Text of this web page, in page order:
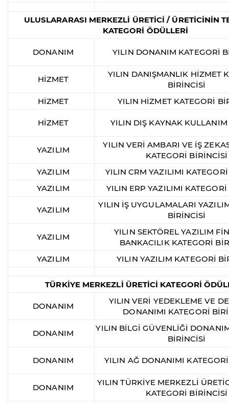
ULUSLARARASI MERKEZLİ ÜRETİCİ / ÜRETİCİNİN
KATEGORİ ÖDÜLLERİ
DONANIM YILIN DONANIM KATEGORİ
HİZMET
YILIN DANIŞMANLIK HİZMET
BİRİNCİSİ
HİZMET
YILIN HİZMET KATEGORİ
HİZMET YILIN DIŞ KAYNAK
YAZILIM
YILIN VERİ AMBARI VE İŞ
KATEGORİ BİRİNCİSİ
YAZILIM
YILIN CRM YAZILIMI
YAZILIM
YILIN ERP YAZILIMI
YAZILIM
YILIN İŞ UYGULAMALARI
BİRİNCİSİ
YAZILIM
YILIN SEKTÖREL YAZILIM
BANKACILIK KATEGORİ
YAZILIM
YILIN YAZILIM KATEGORİ
TÜRKİYE MERKEZLİ ÜRETİCİ KATEGORİ
DONANIM
YILIN VERİ YEDEKLEME VE
DONANIMI KATEGORİ
DONANIM
YILIN BİLGİ GÜVENLİĞİ
BİRİNCİSİ
DONANIM YILIN AĞ DONANIMI
DONANIM
YILIN TÜRKİYE MERKEZLİ
KATEGORİ BİRİNCİSİ